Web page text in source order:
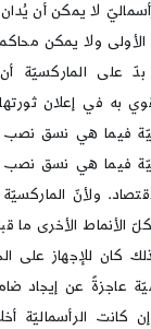
لا يمكن أن يُدان
ولا يمكن
على الماركسيّة
به في إعلان
فيما هي نسق
فيما هي نسق
ولأنّ
الأنماط الأخرى ما قبل
كان للإجهاز على
عاجزةً عن إيجاد
كانت الرأسماليّة